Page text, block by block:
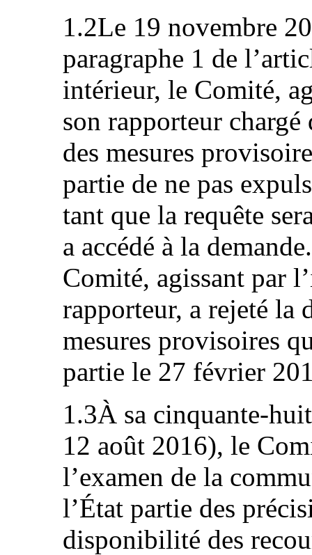
1.2Le 19 novembre
paragraphe 1 de
intérieur, le Comité,
son rapporteur chargé
des mesures
partie de ne pas
tant que la requête
a accédé à la
Comité, agissant par
rapporteur, a rejeté la
mesures provisoires
partie le 27 février
1.3À sa cinquante-
12 août 2016), le
l’examen de la
l’État partie des
disponibilité des